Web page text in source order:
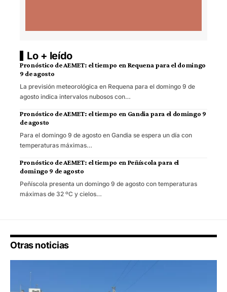
Lo + leído
Pronóstico de AEMET: el tiempo en Requena para el domingo
9 de agosto
La previsión meteorológica en Requena para el domingo 9 de
agosto indica intervalos nubosos con…
Pronóstico de AEMET: el tiempo en Gandia para el domingo 9
de agosto
Para el domingo 9 de agosto en Gandia se espera un día con
temperaturas máximas…
Pronóstico de AEMET: el tiempo en Peñíscola para el
domingo 9 de agosto
Peñíscola presenta un domingo 9 de agosto con temperaturas
máximas de 32 ºC y cielos…
Otras noticias